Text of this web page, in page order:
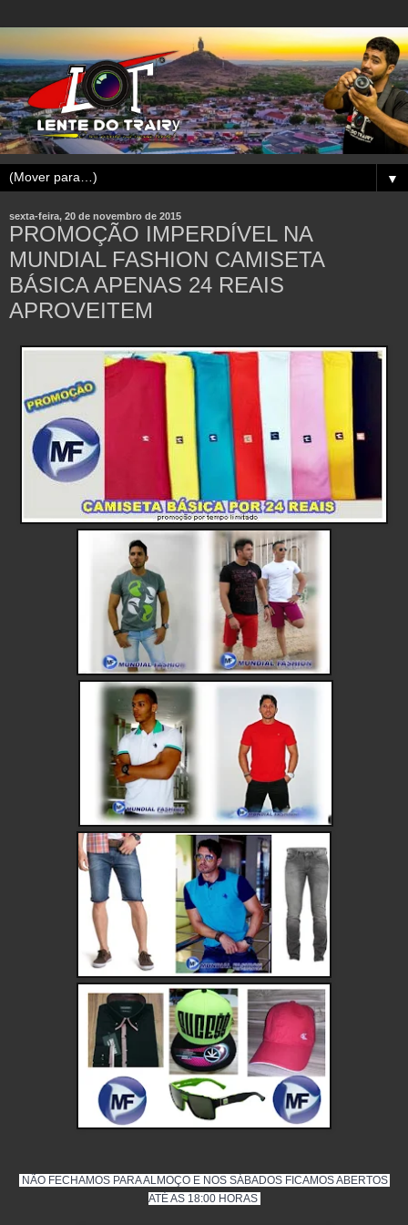
▼
sexta-feira, 20 de novembro de 2015
PROMOÇÃO IMPERDÍVEL NA
MUNDIAL FASHION CAMISETA
BÁSICA APENAS 24 REAIS
APROVEITEM
ATÉ AS 18:00 HORAS